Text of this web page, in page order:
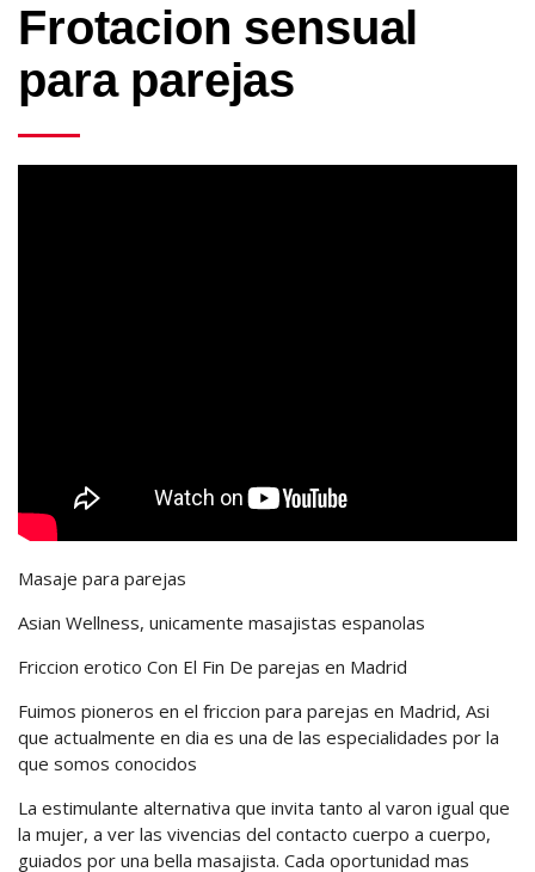
Frotacion sensual
para parejas
Masaje para parejas
Asian Wellness, unicamente masajistas espanolas
Friccion erotico Con El Fin De parejas en Madrid
Fuimos pioneros en el friccion para parejas en Madrid, Asi
que actualmente en dia es una de las especialidades por la
que somos conocidos
La estimulante alternativa que invita tanto al varon igual que
la mujer, a ver las vivencias del contacto cuerpo a cuerpo,
guiados por una bella masajista. Cada oportunidad mas